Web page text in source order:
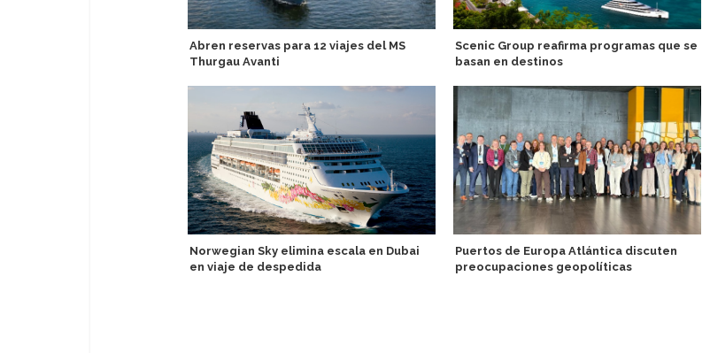
Abren reservas para 12 viajes del MS
Thurgau Avanti
Norwegian Sky elimina escala en Dubai
en viaje de despedida
Scenic Group reafirma programas que se
basan en destinos
Puertos de Europa Atlántica discuten
preocupaciones geopolíticas